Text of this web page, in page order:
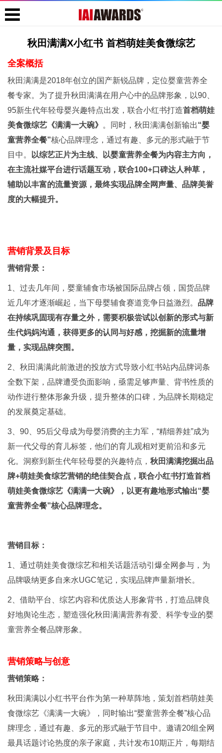
秋田满满X小红书 首档萌娃美食微综艺
全案概括
秋田满满是2018年创立的国产新锐品牌，定位婴童营养全
餐专家。为了提升秋田满满在用户心中的品牌形象，以90、
95新生代年轻母婴兴趣特点出发，联合小红书打造首档萌娃
美食微综艺《满满一大碗》 。同时，秋田满满创新输出“婴
童营养全餐”核心品牌理念，通过有趣、多元的形式融于节
目中。
以综艺正片为主线、以婴童营养全餐为内容主方向，
在主流社媒平台进行话题互动，联合100+口碑达人种草，
辅助以丰富的流量资源，最终实现品牌全网声量、品牌美誉
度的大幅提升。
营销背景及目标
营销背景：
1、过去几年间，婴童辅食市场被国际品牌占领，国货品牌
近几年才逐渐崛起，当下母婴辅食赛道竞争日益激烈。 品牌
在持续巩固现有存量之外，需要积极尝试以创新的形式与新
生代妈妈沟通，获得更多的认同与好感，挖掘新的流量增
量，实现品牌突围。
2、秋田满满此前激进的投放方式导致小红书站内品牌词条
全数下架，品牌遭受负面影响，亟需足够声量、背书性质的
动作进行整体形象升级，提升整体的口碑，为品牌长期稳定
的发展奠定基础。
3、90、95后父母成为母婴消费的主力军，“精细养娃”成为
新一代父母的育儿标签，他们的育儿观相对更前沿和多元
化。洞察到新生代年轻母婴的兴趣特点， 秋田满满挖掘出品
牌+萌娃美食综艺营销的绝佳契合点，联合小红书打造首档
萌娃美食微综艺《满满一大碗》，以更有趣地形式输出“婴
童营养全餐”核心品牌理念。
营销目标：
1、通过萌娃美食微综艺和相关话题活动引爆全网参与，为
品牌吸纳更多自来水UGC笔记，实现品牌声量新增长。
2、借助平台、综艺内容和优质达人形象背书，打造品牌良
好地舆论生态，塑造强化秋田满满营养有爱、科学专业的婴
童营养全餐品牌形象。
营销策略与创意
营销策略：
秋田满满以小红书平台作为第一种草阵地，策划首档萌娃美
食微综艺《满满一大碗》，同时输出“婴童营养全餐”核心品
牌理念，通过有趣、多元的形式融于节目中。邀请20组全网
最具话题讨论热度的亲子家庭，共计发布10期正片，每期结